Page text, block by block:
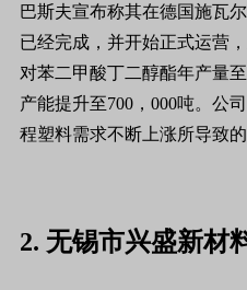
巴斯夫宣布称其在德国施瓦
已经完成，并开始正式运营
对苯二甲酸丁二醇酯年产量
产能提升至700，000吨。公
程塑料需求不断上涨所导致的
2. 无锡市兴盛新材